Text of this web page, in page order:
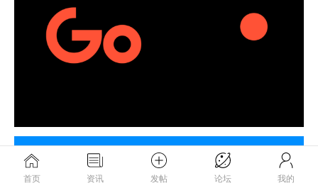
首页 资讯 发帖 论坛 我的